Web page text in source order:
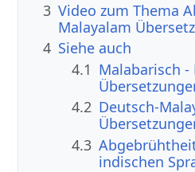
3 Video zum Thema
Malayalam
4 Siehe auch
4.1 Malabarisch -
4.2 Deutsch-
4.3
indischen